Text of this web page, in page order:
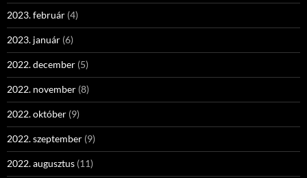
2023. február (4)
2023. január (6)
2022. december (5)
2022. november (8)
2022. október (9)
2022. szeptember (9)
2022. augusztus (11)